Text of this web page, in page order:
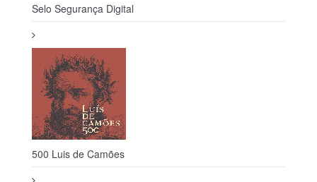
Selo Segurança Digital
500 Luis de Camões